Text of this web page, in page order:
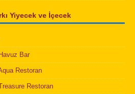
Yiyecek ve İçecek
Bar
Restoran
Restoran